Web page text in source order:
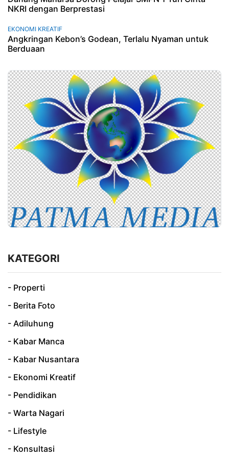
NKRI dengan Berprestasi
EKONOMI KREATIF
Angkringan Kebon’s Godean, Terlalu Nyaman untuk
Berduaan
KATEGORI
- Properti
- Berita Foto
- Adiluhung
- Kabar Manca
- Kabar Nusantara
- Ekonomi Kreatif
- Pendidikan
- Warta Nagari
- Lifestyle
- Konsultasi